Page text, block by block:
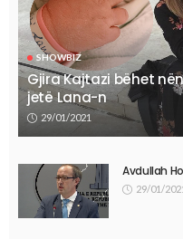
SHOWBIZ
Gjira Kajtazi bëhet
jetë Lana-n
29/01/2021
Avdullah
29/01/